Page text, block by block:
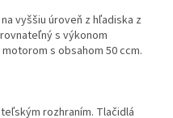
vyššiu úroveň z hľadiska z
s výkonom
s obsahom 50 ccm.
rozhraním. Tlačidlá